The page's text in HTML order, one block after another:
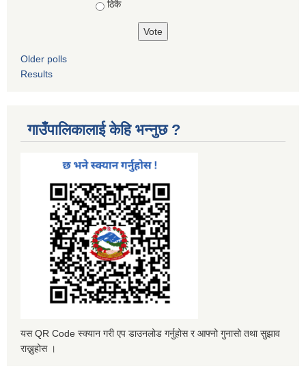
ठिकै
Older polls
Results
गाउँपालिकालाई केहि भन्नुछ ?
यस QR Code स्क्यान गरी एप डाउनलोड गर्नुहोस र आफ्नो गुनासो तथा सुझाव
राख्नुहोस ।